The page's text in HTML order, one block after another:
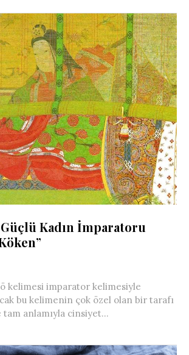
Güçlü Kadın İmparatoru
kelimesi imparator kelimesiyle
bu kelimenin çok özel olan bir tarafı
tam anlamıyla cinsiyet...